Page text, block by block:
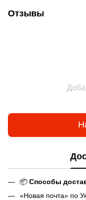
Отзывы
📦 Способы
«Новая почта» по